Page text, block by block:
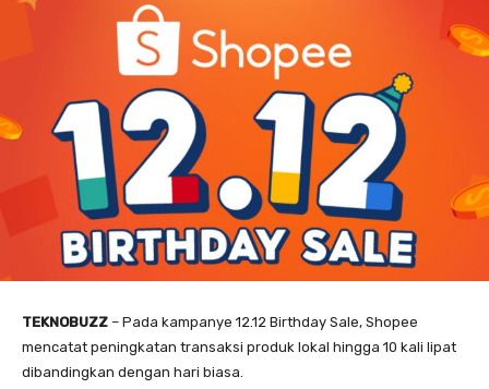
TEKNOBUZZ – Pada kampanye 12.12 Birthday Sale, Shopee
mencatat peningkatan transaksi produk lokal hingga 10 kali lipat
dibandingkan dengan hari biasa.